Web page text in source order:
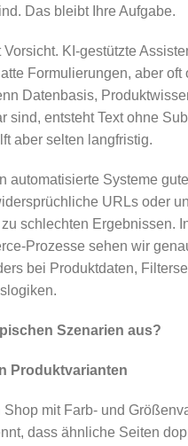
Das bleibt Ihre Aufgabe.
KI-gestützte
Formulierungen, aber oft
Datenbasis,
sind, entsteht Text ohne
aber selten langfristig.
automatisierte Systeme
URLs oder
schlechten Ergebnissen.
Prozesse sehen wir
bei Produktdaten,
Szenarien aus?
Produktvarianten
mit Farb- und
dass ähnliche Seiten